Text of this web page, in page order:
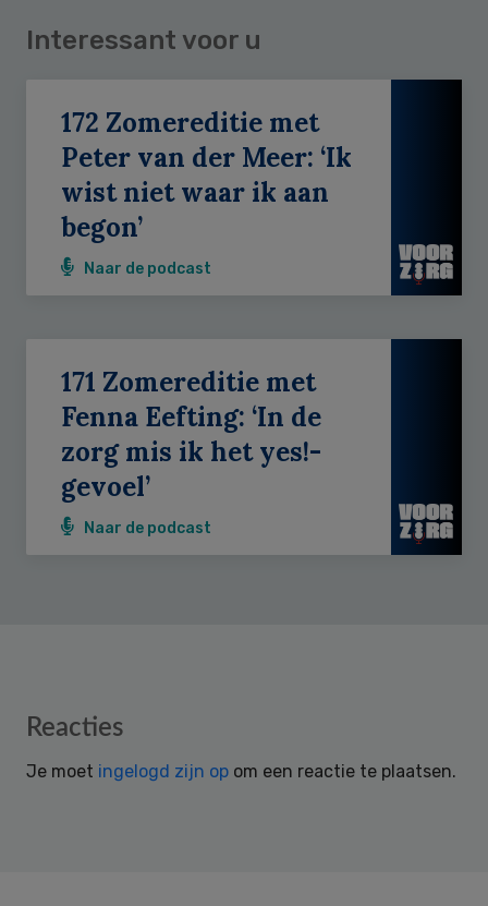
Interessant voor u
172 Zomereditie met
Peter van der Meer: ‘Ik
wist niet waar ik aan
begon’
Naar de podcast
171 Zomereditie met
Fenna Eefting: ‘In de
zorg mis ik het yes!-
gevoel’
Naar de podcast
Reader
Reacties
Je moet ingelogd zijn op om een reactie te plaatsen.